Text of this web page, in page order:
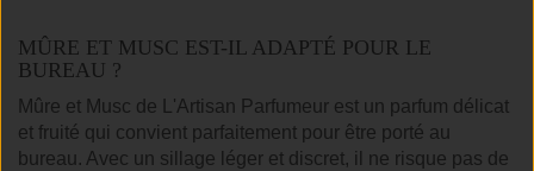
MÛRE ET MUSC EST-IL ADAPTÉ POUR LE
BUREAU ?
Mûre et Musc de L'Artisan Parfumeur est un parfum délicat
et fruité qui convient parfaitement pour être porté au
bureau. Avec un sillage léger et discret, il ne risque pas de